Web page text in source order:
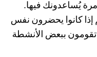
يُساعدونك فيها.
إذا كانوا يحضرون نفس
تقومون ببعض الأنشطة